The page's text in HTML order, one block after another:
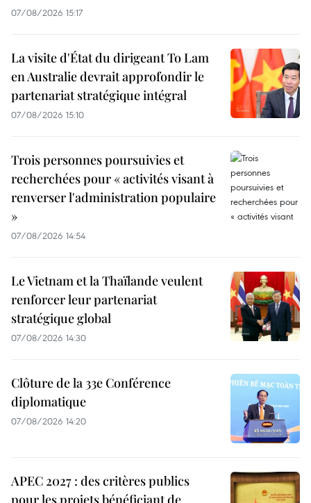
07/08/2026 15:17
La visite d'État du dirigeant To Lam
en Australie devrait approfondir le
partenariat stratégique intégral
07/08/2026 15:10
Trois personnes poursuivies et
recherchées pour « activités visant à
renverser l'administration populaire
»
07/08/2026 14:54
Le Vietnam et la Thaïlande veulent
renforcer leur partenariat
stratégique global
07/08/2026 14:30
Clôture de la 33e Conférence
diplomatique
07/08/2026 14:20
APEC 2027 : des critères publics
pour les projets bénéficiant de